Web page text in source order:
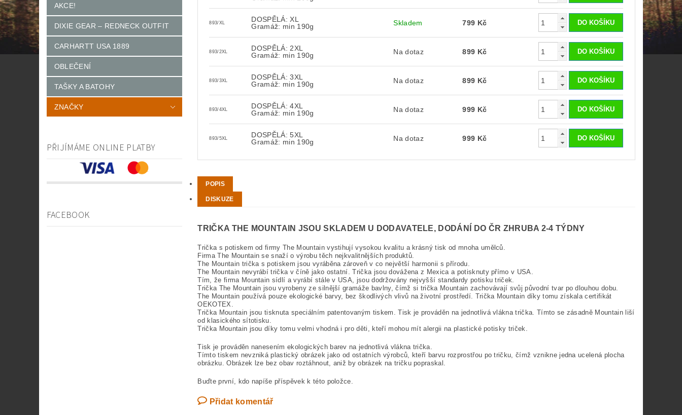
AKCE!
DIXIE GEAR – REDNECK OUTFIT
CARHARTT USA 1889
OBLEČENÍ
TAŠKY A BATOHY
ZNAČKY
PŘIJÍMÁME ONLINE PLATBY
FACEBOOK
893/XL
DOSPĚLÁ: XL
Gramáž: min 190g
Skladem 799 Kč
893/2XL
DOSPĚLÁ: 2XL
Gramáž: min 190g
Na dotaz 899 Kč
893/3XL
DOSPĚLÁ: 3XL
Gramáž: min 190g
Na dotaz 899 Kč
893/4XL
DOSPĚLÁ: 4XL
Gramáž: min 190g
Na dotaz 999 Kč
893/5XL
DOSPĚLÁ: 5XL
Gramáž: min 190g
Na dotaz 999 Kč
POPIS
DISKUZE
TRIČKA THE MOUNTAIN JSOU SKLADEM U DODAVATELE, DODÁNÍ DO ČR ZHRUBA 2-4 TÝDNY
Trička s potiskem od firmy The Mountain vystihují vysokou kvalitu a krásný tisk od mnoha umělců.
Firma The Mountain se snaží o výrobu těch nejkvalitnějších produktů.
The Mountain trička s potiskem jsou vyráběna zároveň v co největší harmonii s přírodu.
The Mountain nevyrábí trička v číně jako ostatní. Trička jsou dovážena z Mexica a potisknuty přímo v USA.
Tím, že firma Mountain sídlí a vyrábí stále v USA, jsou dodržovány nejvyšší standardy potisku triček.
Trička The Mountain jsou vyrobeny ze silnější gramáže bavlny, čímž si trička Mountain zachovávají svůj původní tvar po dlouhou dobu.
The Mountain používá pouze ekologické barvy, bez škodlivých vlivů na životní prostředí. Trička Mountain díky tomu získala certifikát
OEKOTEX.
Trička Mountain jsou tisknuta speciálním patentovaným tiskem. Tisk je prováděn na jednotlivá vlákna trička. Tímto se zásadně Mountain liší
od klasického sítotisku.
Trička Mountain jsou díky tomu velmi vhodná i pro děti, kteří mohou mít alergii na plastické potisky triček.
Tisk je prováděn nanesením ekologických barev na jednotlivá vlákna trička.
Tímto tiskem nevzniká plastický obrázek jako od ostatních výrobců, kteří barvu rozprostřou po tričku, čímž vznikne jedna ucelená plocha
obrázku. Obrázek lze bez obav roztáhnout, aniž by obrázek na tričku popraskal.
Buďte první, kdo napíše příspěvek k této položce.
Přidat komentář